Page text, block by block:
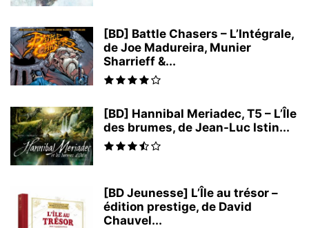
[BD] Battle Chasers – L’Intégrale,
de Joe Madureira, Munier
Sharrieff &...
[BD] Hannibal Meriadec, T5 – L’Île
des brumes, de Jean-Luc Istin...
[BD Jeunesse] L’Île au trésor –
édition prestige, de David
Chauvel...